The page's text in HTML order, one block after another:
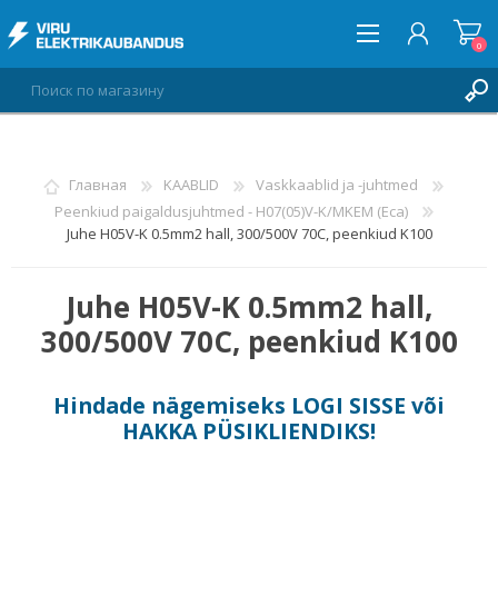
ВОЙТИ
СПИСОК ПОЖЕЛАНИЙ 0
0
Главная KAABLID
Vaskkaablid ja -juhtmed
Peenkiud paigaldusjuhtmed - H07(05)V-K/MKEM (Eca)
Juhe H05V-K 0.5mm2 hall, 300/500V 70C, peenkiud K100
Juhe H05V-K 0.5mm2 hall,
300/500V 70C, peenkiud K100
Hindade nägemiseks LOGI SISSE või
HAKKA PÜSIKLIENDIKS!